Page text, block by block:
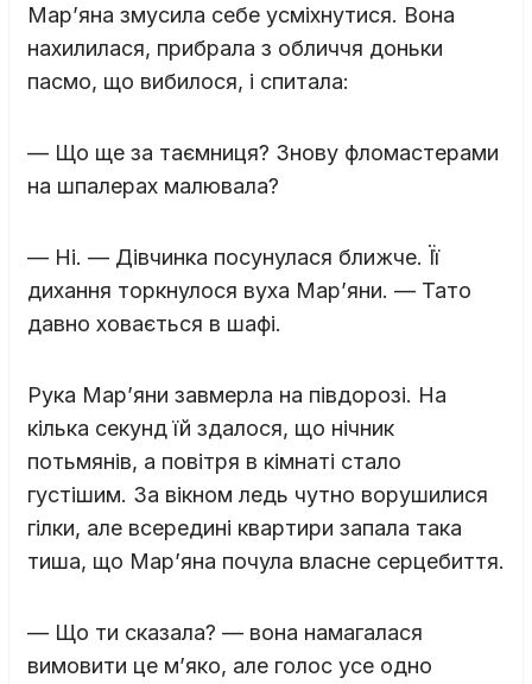
Мар’яна змусила себе усміхнутися. Вона
нахилилася, прибрала з обличчя доньки
пасмо, що вибилося, і спитала:
— Що ще за таємниця? Знову фломастерами
на шпалерах малювала?
— Ні. — Дівчинка посунулася ближче. Її
дихання торкнулося вуха Мар’яни. — Тато
давно ховається в шафі.
Рука Мар’яни завмерла на півдорозі. На
кілька секунд їй здалося, що нічник
потьмянів, а повітря в кімнаті стало
густішим. За вікном ледь чутно ворушилися
гілки, але всередині квартири запала така
тиша, що Мар’яна почула власне серцебиття.
— Що ти сказала? — вона намагалася
вимовити це м’яко, але голос усе одно